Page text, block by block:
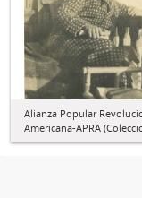
Alianza Popular
Americana-APRA